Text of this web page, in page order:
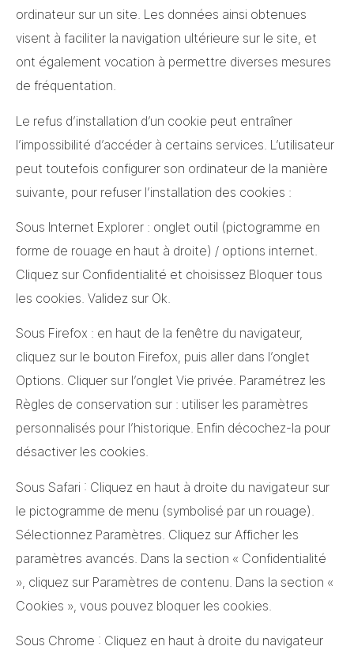
ordinateur sur un site. Les données ainsi obtenues
visent à faciliter la navigation ultérieure sur le site, et
ont également vocation à permettre diverses mesures
de fréquentation.
Le refus d’installation d’un cookie peut entraîner
l’impossibilité d’accéder à certains services. L’utilisateur
peut toutefois configurer son ordinateur de la manière
suivante, pour refuser l’installation des cookies :
Sous Internet Explorer : onglet outil (pictogramme en
forme de rouage en haut à droite) / options internet.
Cliquez sur Confidentialité et choisissez Bloquer tous
les cookies. Validez sur Ok.
Sous Firefox : en haut de la fenêtre du navigateur,
cliquez sur le bouton Firefox, puis aller dans l’onglet
Options. Cliquer sur l’onglet Vie privée. Paramétrez les
Règles de conservation sur : utiliser les paramètres
personnalisés pour l’historique. Enfin décochez-la pour
désactiver les cookies.
Sous Safari : Cliquez en haut à droite du navigateur sur
le pictogramme de menu (symbolisé par un rouage).
Sélectionnez Paramètres. Cliquez sur Afficher les
paramètres avancés. Dans la section « Confidentialité
», cliquez sur Paramètres de contenu. Dans la section «
Cookies », vous pouvez bloquer les cookies.
Sous Chrome : Cliquez en haut à droite du navigateur